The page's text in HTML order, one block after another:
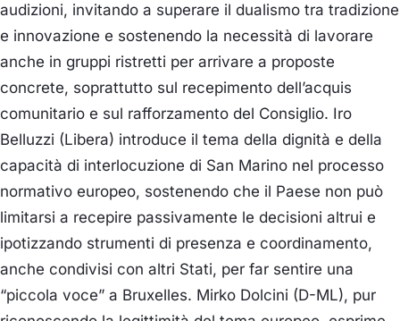
audizioni, invitando a superare il dualismo tra tradizione
e innovazione e sostenendo la necessità di lavorare
anche in gruppi ristretti per arrivare a proposte
concrete, soprattutto sul recepimento dell’acquis
comunitario e sul rafforzamento del Consiglio. Iro
Belluzzi (Libera) introduce il tema della dignità e della
capacità di interlocuzione di San Marino nel processo
normativo europeo, sostenendo che il Paese non può
limitarsi a recepire passivamente le decisioni altrui e
ipotizzando strumenti di presenza e coordinamento,
anche condivisi con altri Stati, per far sentire una
“piccola voce” a Bruxelles. Mirko Dolcini (D-ML), pur